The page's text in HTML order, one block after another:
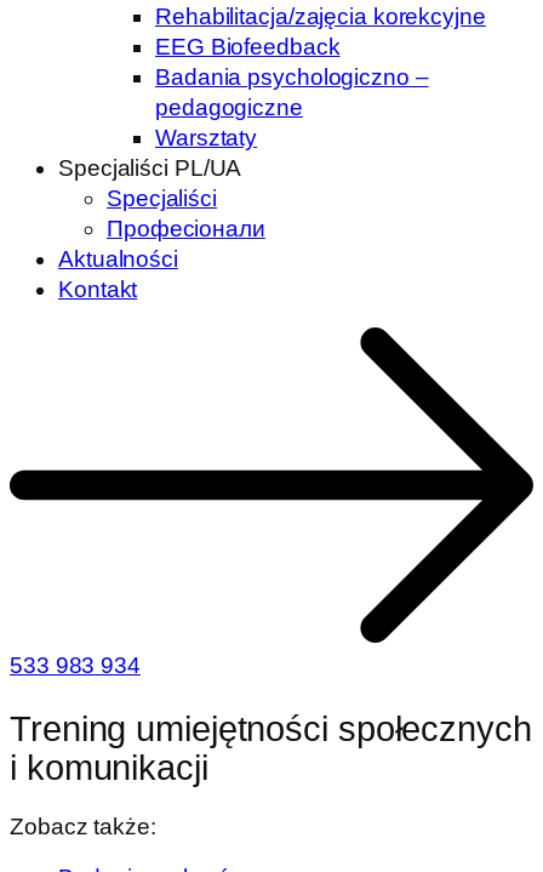
Rehabilitacja/zajęcia korekcyjne
EEG Biofeedback
Badania psychologiczno –
pedagogiczne
Warsztaty
Specjaliści PL/UA
Specjaliści
Професіонали
Aktualności
Kontakt
533 983 934
Trening umiejętności społecznych
i komunikacji
Zobacz także: